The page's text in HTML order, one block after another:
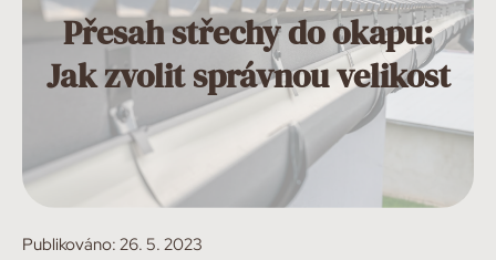
Přesah střechy do okapu:
Jak zvolit správnou velikost
Publikováno: 26. 5. 2023